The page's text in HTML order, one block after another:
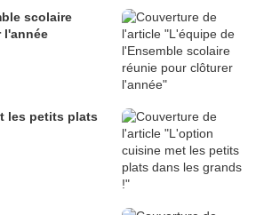
scolaire
l'année
les petits plats